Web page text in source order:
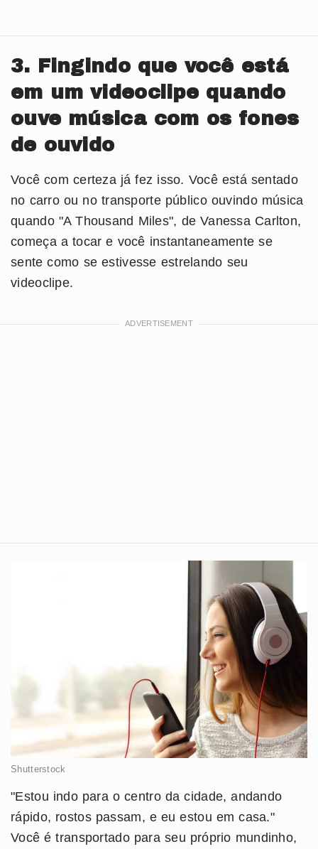
3. Fingindo que você está
em um videoclipe quando
ouve música com os fones
de ouvido
Você com certeza já fez isso. Você está sentado
no carro ou no transporte público ouvindo música
quando "A Thousand Miles", de Vanessa Carlton,
começa a tocar e você instantaneamente se
sente como se estivesse estrelando seu
videoclipe.
Shutterstock
"Estou indo para o centro da cidade, andando
rápido, rostos passam, e eu estou em casa."
Você é transportado para seu próprio mundinho,